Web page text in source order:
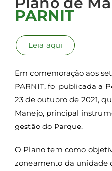
PARNIT
Leia aqui
Em comemoração aos
PARNIT, foi publicada a
23 de outubro de 2021,
Manejo, principal
gestão do Parque.
O Plano tem como
zoneamento da unidade